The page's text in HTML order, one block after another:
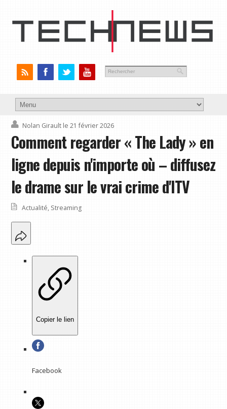
Nolan Girault le 21 février 2026
Comment regarder « The Lady » en
ligne depuis n'importe où – diffusez
le drame sur le vrai crime d'ITV
Actualité, Streaming
Copier le lien
Facebook